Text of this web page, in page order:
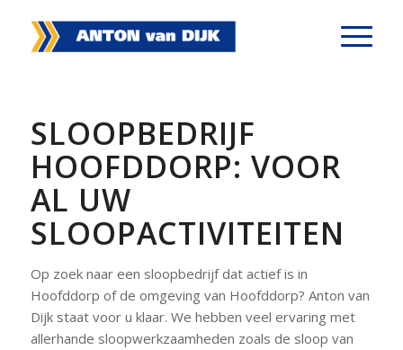
SLOOPBEDRIJF
HOOFDDORP: VOOR
AL UW
SLOOPACTIVITEITEN
Op zoek naar een sloopbedrijf dat actief is in
Hoofddorp of de omgeving van Hoofddorp? Anton van
Dijk staat voor u klaar. We hebben veel ervaring met
allerhande sloopwerkzaamheden zoals de sloop van